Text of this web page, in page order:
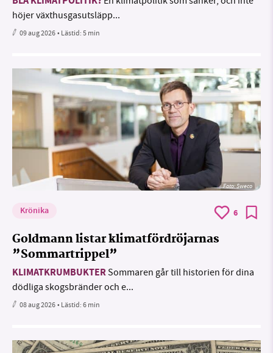
höjer växthusgasutsläpp...
09 aug 2026• Lästid:5 min
Foto: Sweco
Krönika 6
Goldmann listar klimatfördröjarnas
”Sommartrippel”
KLIMATKRUMBUKTERSommaren går till historien för dina
dödliga skogsbränder och e...
08 aug 2026• Lästid:6 min